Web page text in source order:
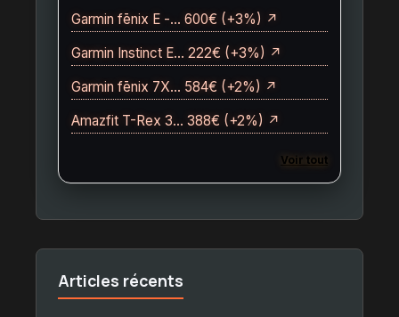
Garmin fēnix E -… 600€ (+3%) ↗
Garmin Instinct E… 222€ (+3%) ↗
Garmin fēnix 7X… 584€ (+2%) ↗
Amazfit T-Rex 3… 388€ (+2%) ↗
Voir tout
Articles récents